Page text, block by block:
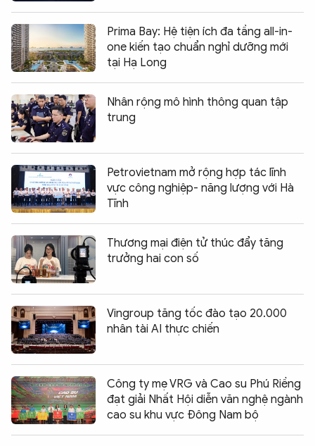
Prima Bay: Hệ tiện ích đa tầng all-in-
one kiến tạo chuẩn nghỉ dưỡng mới
tại Hạ Long
Nhân rộng mô hình thông quan tập
trung
Petrovietnam mở rộng hợp tác lĩnh
vực công nghiệp- năng lượng với Hà
Tĩnh
Thương mại điện tử thúc đẩy tăng
trưởng hai con số
Vingroup tăng tốc đào tạo 20.000
nhân tài AI thực chiến
Công ty mẹ VRG và Cao su Phú Riềng
đạt giải Nhất Hội diễn văn nghệ ngành
cao su khu vực Đông Nam bộ